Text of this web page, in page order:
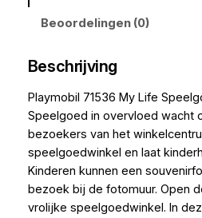
Beoordelingen (0)
Beschrijving
Playmobil 71536 My Life
Speelgoed in overvloed wacht
bezoekers van het
speelgoedwinkel en laat
Kinderen kunnen een
bezoek bij de fotomuur. Open
vrolijke speelgoedwinkel. In